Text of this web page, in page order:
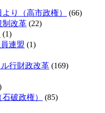
り（高市政権）
(66)
制改革 (22)
(1)
連盟 (1)
行財政改革 (169)
破政権）
(85)